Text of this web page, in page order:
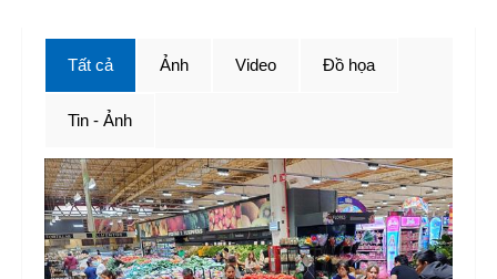
Tất cả Ảnh Video Đồ họa
Tin - Ảnh